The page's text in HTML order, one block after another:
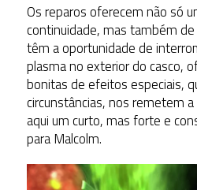
Os reparos oferecem não só
continuidade, mas também
têm a oportunidade de
plasma no exterior do casco,
bonitas de efeitos especiais,
circunstâncias, nos remetem a
aqui um curto, mas forte e
para Malcolm.